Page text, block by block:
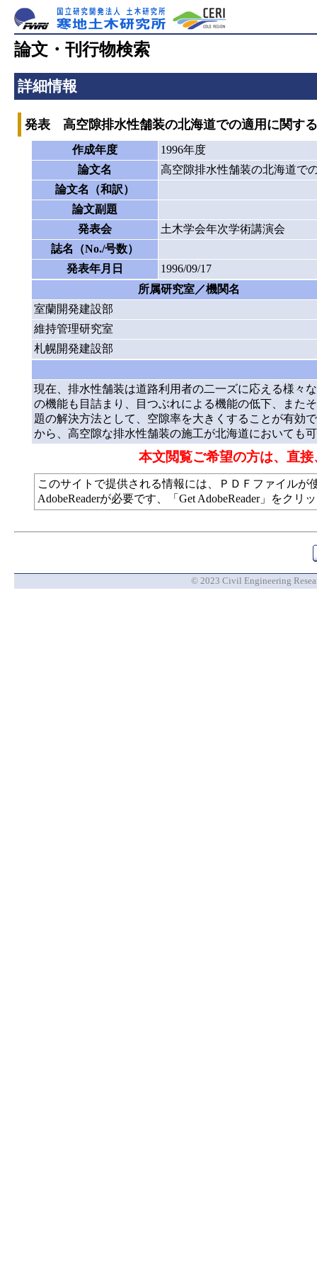
論文・刊行物検索
詳細情報
発表 高空隙排水性舗装の北海道での適用に関す
作成年度
1996年度
論文名
高空隙排水性舗装の北海道で
論文名（和訳）
論文副題
発表会
土木学会年次学術講演会
誌名（No./号数）
発表年月日
1996/09/17
所属研究室／機関名
室蘭開発建設部
維持管理研究室
札幌開発建設部
現在、排水性舗装は道路利用者の二一ズに応える様々
の機能も目詰まり、目つぶれによる機能の低下、また
題の解決方法として、空隙率を大きくすることが有効
から、高空隙な排水性舗装の施工が北海道においても
本文閲覧ご希望の方は、直
このサイトで提供される情報には、ＰＤＦファイル
AdobeReaderが必要です、「Get AdobeReader」をク
© 2023 Civil Engineering